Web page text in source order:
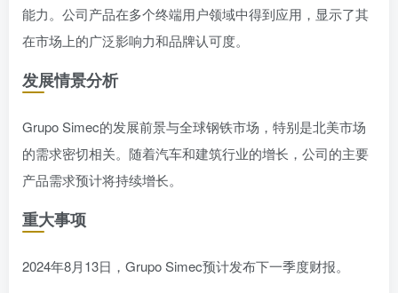
能力。公司产品在多个终端用户领域中得到应用，显示了其
在市场上的广泛影响力和品牌认可度。
发展情景分析
Grupo Simec的发展前景与全球钢铁市场，特别是北美市场
的需求密切相关。随着汽车和建筑行业的增长，公司的主要
产品需求预计将持续增长。
重大事项
2024年8月13日，Grupo Simec预计发布下一季度财报。